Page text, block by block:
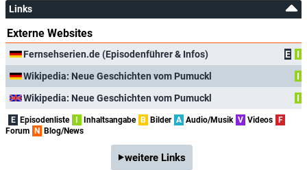
Links
Externe Websites
Fernsehserien.de (Episodenführer & Infos) E
I
Wikipedia: Neue Geschichten vom Pumuckl
I
Wikipedia: Neue Geschichten vom Pumuckl
I
E Episodenliste Inhaltsangabe B Bilder A Audio/Musik V Videos
F
Forum
N Blog/News
weitere Links